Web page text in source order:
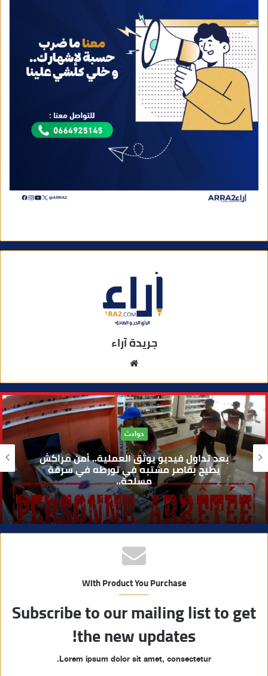
جريدة آراء
ق
ع
ا
ل
و
ي
ب
رياضة
مراكش والفورمولا 1.. حلم عالمي توقف في
المنعرج الأخير؟
With Product You Purchase
Subscribe to our mailing list to get
the new updates!
Lorem ipsum dolor sit amet, consectetur.